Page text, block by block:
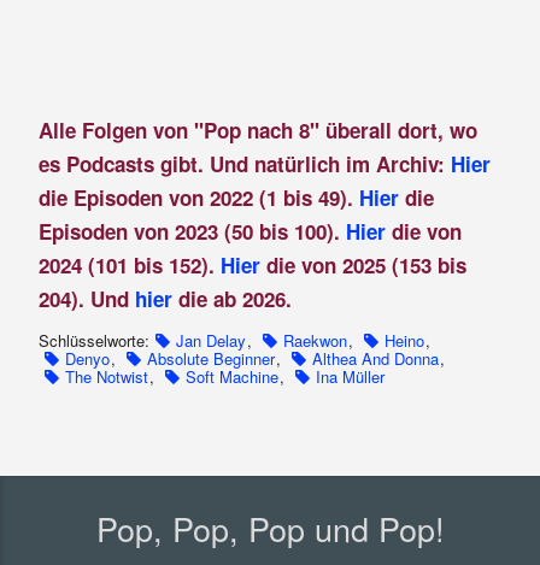
Alle Folgen von "Pop nach 8" überall dort, wo
es Podcasts gibt. Und natürlich im Archiv: Hier
die Episoden von 2022 (1 bis 49). Hierdie
Episoden von 2023 (50 bis 100). Hier die von
2024 (101 bis 152). Hier die von 2025 (153 bis
204). Und hier die ab 2026.
Schlüsselworte: Jan Delay, Raekwon, Heino,
Denyo, Absolute Beginner, Althea And Donna,
The Notwist, Soft Machine, Ina Müller
Pop, Pop, Pop und Pop!